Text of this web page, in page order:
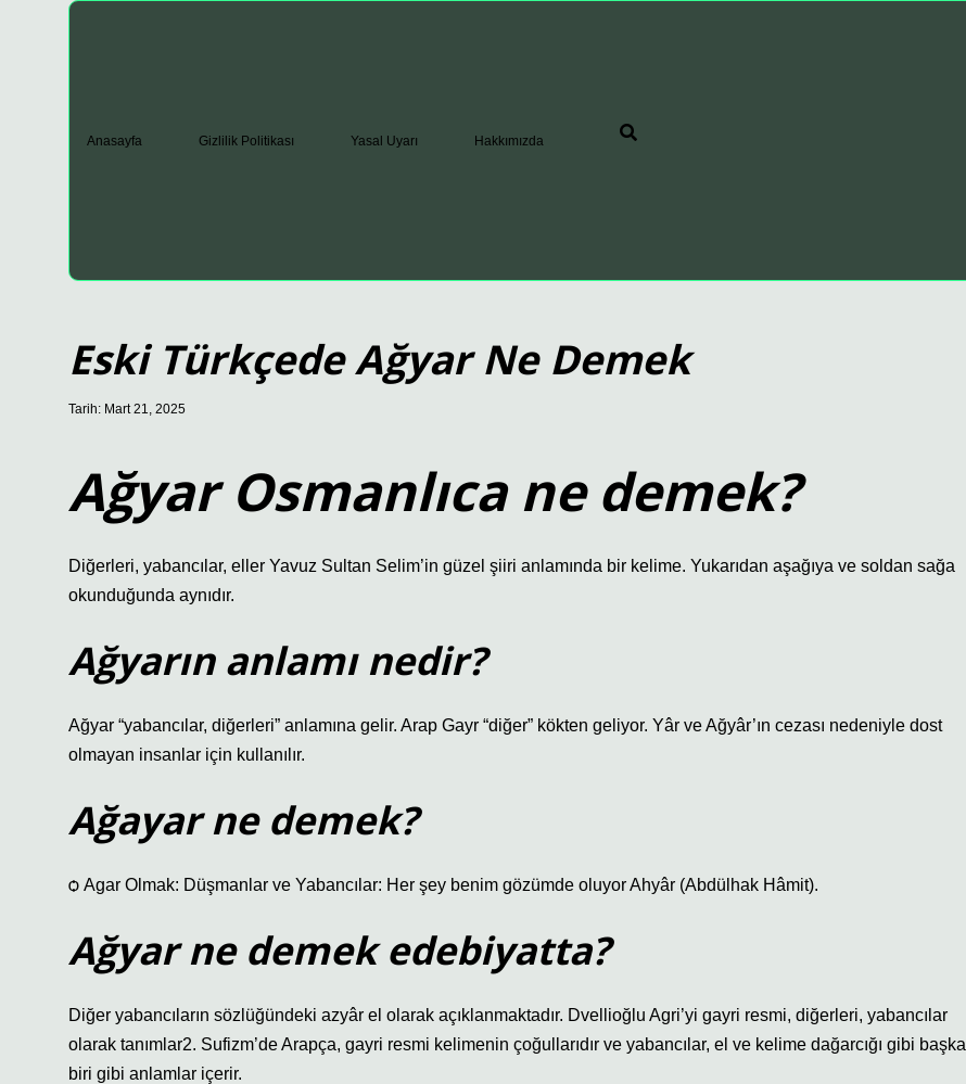
Anasayfa Gizlilik Politikası Yasal Uyarı Hakkımızda
Eski Türkçede Ağyar Ne Demek
Tarih: Mart 21, 2025
Ağyar Osmanlıca ne demek?
Diğerleri, yabancılar, eller Yavuz Sultan Selim’in güzel şiiri anlamında bir kelime. Yukarıdan aşağıya ve soldan sağa
okunduğunda aynıdır.
Ağyarın anlamı nedir?
Ağyar “yabancılar, diğerleri” anlamına gelir. Arap Gayr “diğer” kökten geliyor. Yâr ve Ağyâr’ın cezası nedeniyle dost
olmayan insanlar için kullanılır.
Ağayar ne demek?
ѻ Agar Olmak: Düşmanlar ve Yabancılar: Her şey benim gözümde oluyor Ahyâr (Abdülhak Hâmit).
Ağyar ne demek edebiyatta?
Diğer yabancıların sözlüğündeki azyâr el olarak açıklanmaktadır. Dvellioğlu Agri’yi gayri resmi, diğerleri, yabancılar
olarak tanımlar2. Sufizm’de Arapça, gayri resmi kelimenin çoğullarıdır ve yabancılar, el ve kelime dağarcığı gibi başka
biri gibi anlamlar içerir.